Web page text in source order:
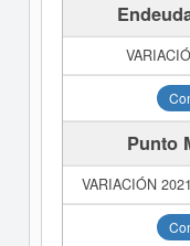
Punto